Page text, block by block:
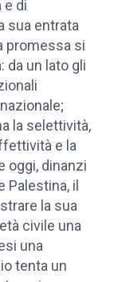
e di
sua entrata
promessa si
da un lato gli
la selettività,
e la
oggi, dinanzi
Palestina, il
la sua
civile una
una
tenta un